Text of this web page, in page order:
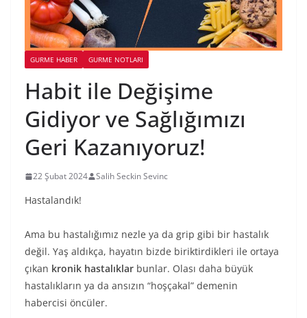
GURME HABER GURME NOTLARI
Habit ile Değişime
Gidiyor ve Sağlığımızı
Geri Kazanıyoruz!
22 Şubat 2024 Salih Seckin Sevinc
Hastalandık!
Ama bu hastalığımız nezle ya da grip gibi bir hastalık
değil. Yaş aldıkça, hayatın bizde biriktirdikleri ile ortaya
çıkan kronik hastalıklar bunlar. Olası daha büyük
hastalıkların ya da ansızın “hoşçakal” demenin
habercisi öncüler.